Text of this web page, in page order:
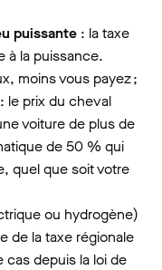
puissante : la taxe
à la puissance.
moins vous payez ;
: le prix du cheval
voiture de plus de
de 50 % qui
quel que soit votre
ou hydrogène)
de la taxe régionale
cas depuis la loi de